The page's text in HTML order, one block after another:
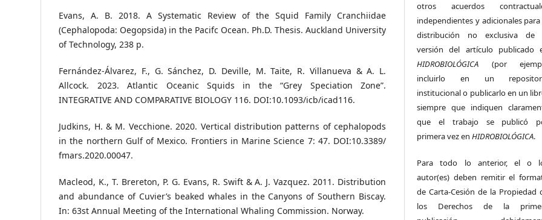
Evans, A. B. 2018. A Systematic Review of the Squid Family Cranchiidae
(Cephalopoda: Oegopsida) in the Pacifc Ocean. Ph.D. Thesis. Auckland University
of Technology, 238 p.
Fernández-Álvarez, F., G. Sánchez, D. Deville, M. Taite, R. Villanueva & A. L.
Allcock. 2023. Atlantic Oceanic Squids in the “Grey Speciation Zone”.
INTEGRATIVE AND COMPARATIVE BIOLOGY 116. DOI:10.1093/icb/icad116.
Judkins, H. & M. Vecchione. 2020. Vertical distribution patterns of cephalopods
in the northern Gulf of Mexico. Frontiers in Marine Science 7: 47. DOI:10.3389/
fmars.2020.00047.
Macleod, K., T. Brereton, P. G. Evans, R. Swift & A. J. Vazquez. 2011. Distribution
and abundance of Cuvier’s beaked whales in the Canyons of Southern Biscay.
In: 63st Annual Meeting of the International Whaling Commission. Norway.
otros acuerdos
independientes y adicionales para
distribución no exclusiva de
versión del artículo publicado
HIDROBIOLÓGICA (por
incluirlo en un
institucional o publicarlo en un
siempre que indiquen
que el trabajo se publicó
primera vez enHIDROBIOLÓGICA.
Para todo lo anterior, el o
autor(es) deben remitir el
de Carta-Cesión de la Propiedad
los Derechos de la